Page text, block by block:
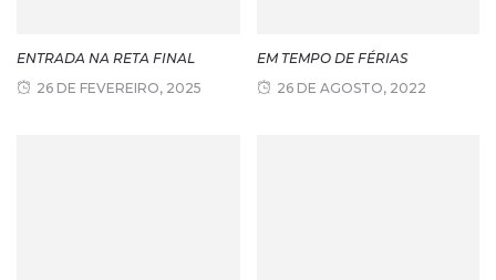
ENTRADA NA RETA FINAL
26 DE FEVEREIRO, 2025
EM TEMPO DE FÉRIAS
26 DE AGOSTO, 2022